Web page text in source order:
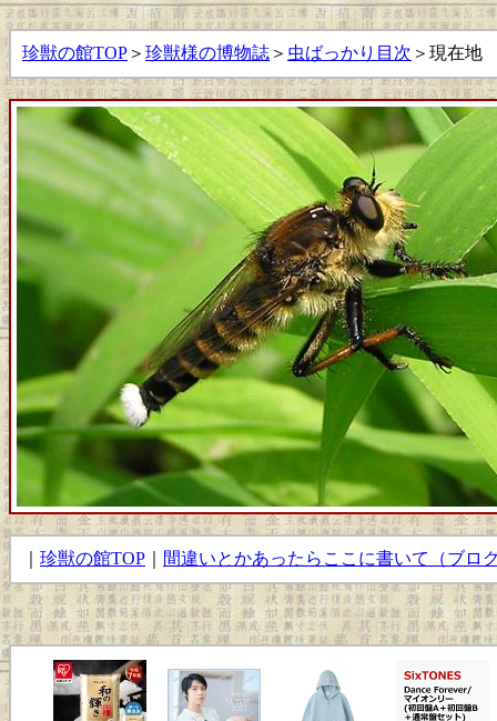
珍獣の館TOP ＞ 珍獣様の博物誌 ＞ 虫ばっかり目次 ＞現在地
珍獣の館TOP 間違いとかあったらここに書いて（ブロ